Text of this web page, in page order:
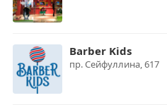
Barber Kids
​пр. Сейфуллина, 617